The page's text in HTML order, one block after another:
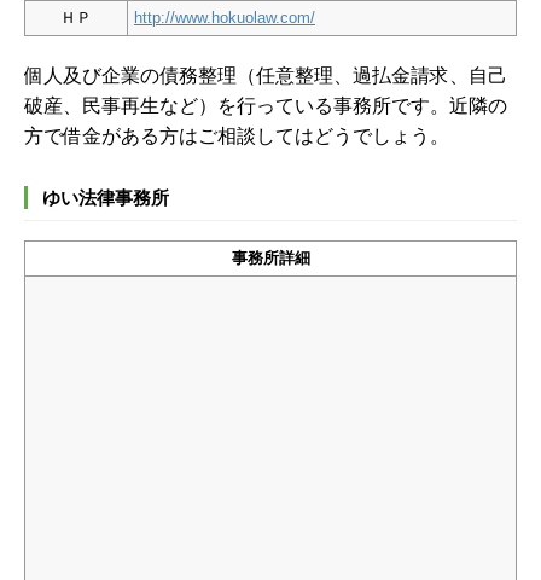
ＨＰ
http://www.hokuolaw.com/
個人及び企業の債務整理（任意整理、過払金請求、自己
破産、民事再生など）を行っている事務所です。近隣の
方で借金がある方はご相談してはどうでしょう。
ゆい法律事務所
事務所詳細